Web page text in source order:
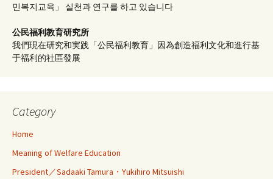
민복지교육」 실천과 연구를 하고 있습니다
公民福利教育研究所
我們現在研究和実践「公民福利教育」因為創造福利文化和進行基
于福利的社區發展
Category
Home
Meaning of Welfare Education
President／Sadaaki Tamura・Yukihiro Mitsuishi